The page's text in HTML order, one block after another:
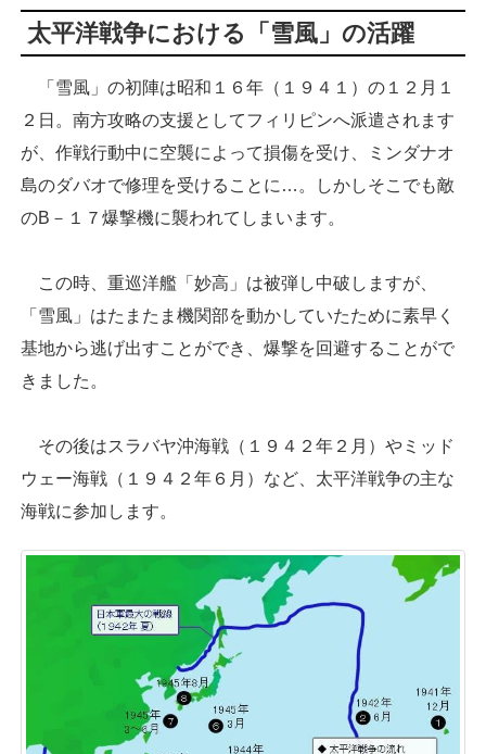
太平洋戦争における「雪風」の活躍
「雪風」の初陣は昭和１６年（１９４１）の１２月１
２日。南方攻略の支援としてフィリピンへ派遣されます
が、作戦行動中に空襲によって損傷を受け、ミンダナオ
島のダバオで修理を受けることに…。しかしそこでも敵
のB－１７爆撃機に襲われてしまいます。
この時、重巡洋艦「妙高」は被弾し中破しますが、
「雪風」はたまたま機関部を動かしていたために素早く
基地から逃げ出すことができ、爆撃を回避することがで
きました。
その後はスラバヤ沖海戦（１９４２年２月）やミッド
ウェー海戦（１９４２年６月）など、太平洋戦争の主な
海戦に参加します。